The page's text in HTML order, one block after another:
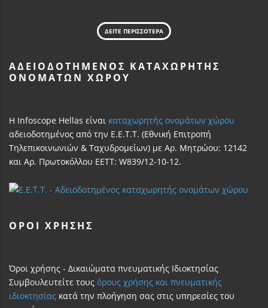
ΔΕΙΤΕ ΠΕΡΙΣΣΟΤΕΡΑ
ΑΔΕΙΟΔΟΤΗΜΈΝΟΣ ΚΑΤΑΧΩΡΗΤΉΣ
ΟΝΟΜΆΤΩΝ ΧΏΡΟΥ
Η Infoscope Hellas είναι καταχωρητής ονομάτων χώρου
αδειοδοτημένος από την Ε.Ε.Τ.Τ. (Εθνική Επιτροπή
Τηλεπικοινωνιών & Ταχυδρομείων) με Αρ. Μητρώου: 12142
και Αρ. Πρωτοκόλλου ΕΕΤΤ: W839/12-10-12.
ΌΡΟΙ ΧΡΗΣΗΣ
Όροι χρήσης - Δικαιώματα πνευματικής Ιδιοκτησίας
Συμβουλευτείτε τους όρους χρήσης και πνευματικής
ιδιοκτησίας κατά την πλοήγηση σας στις υπηρεσίες του